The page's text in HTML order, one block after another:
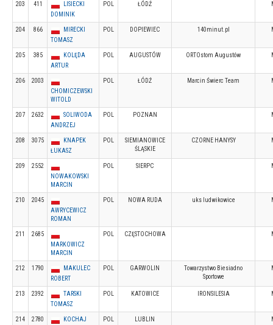
203 411
LISIECKI
DOMINIK
POL ŁÓDŹ
204 866
MIRECKI
TOMASZ
POL DOPIEWIEC 140minut.pl
205 385
KOLĘDA
ARTUR
POL AUGUSTÓW ORTOstom Augustów
206
2003
CHOMICZEWSKI
WITOLD
POL ŁÓDŹ Marcin Świerc Team
207 2632
SOLIWODA
ANDRZEJ
POL POZNAN
208 3075
KNAPEK
ŁUKASZ
POL
SIEMIANOWICE
ŚLĄSKIE
CZORNE HANYSY
209
2552
NOWAKOWSKI
MARCIN
POL SIERPC
210
2045
AWRYCEWICZ
ROMAN
POL NOWA RUDA uks ludwikowice
211
2685
MARKOWICZ
MARCIN
POL CZĘSTOCHOWA
212 1790
MAKULEC
ROBERT
POL GARWOLIN
Towarzystwo Biesiadno
Sportowe
213 2392
TARSKI
TOMASZ
POL KATOWICE IRONSILESIA
214 2780
KOCHAJ
POL LUBLIN